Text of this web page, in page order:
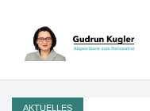
AKTUELLES